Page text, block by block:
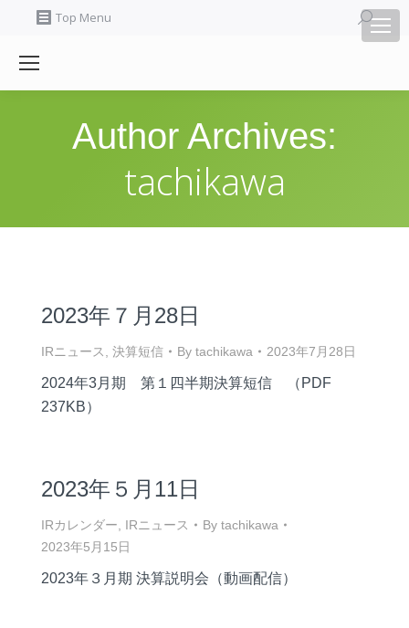
Top Menu Search:
Author Archives:
tachikawa
2023年７月28日
IRニュース 決算短信 By tachikawa 2023年7月28日
2024年3月期 第１四半期決算短信 （PDF
237KB）
2023年５月11日
IRカレンダー IRニュース By tachikawa
2023年5月15日
2023年３月期 決算説明会（動画配信）